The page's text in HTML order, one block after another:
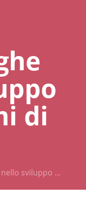
di
sviluppo …